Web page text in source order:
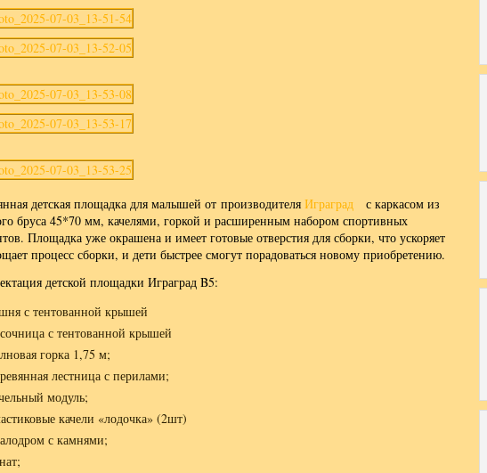
детская площадка для малышей от производителя Играград с каркасом из
бруса 45*70 мм, качелями, горкой и расширенным набором спортивных
Площадка уже окрашена и имеет готовые отверстия для сборки, что ускоряет
процесс сборки, и дети быстрее смогут порадоваться новому приобретению.
детской площадки Играград B5:
с тентованной крышей
с тентованной крышей
горка 1,75 м;
лестница с перилами;
модуль;
качели «лодочка» (2шт)
с камнями;